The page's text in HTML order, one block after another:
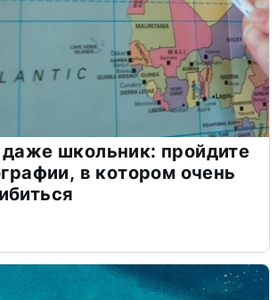
школьник: пройдите
в котором очень